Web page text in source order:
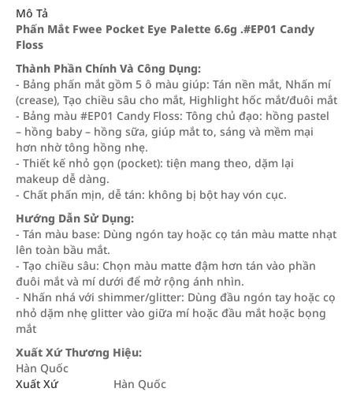
Mô Tả
Phấn Mắt Fwee Pocket Eye Palette 6.6g .#EP01 Candy
Floss
Thành Phần Chính Và Công Dụng:
- Bảng phấn mắt gồm 5 ô màu giúp: Tán nền mắt, Nhấn mí
(crease), Tạo chiều sâu cho mắt, Highlight hốc mắt/đuôi mắt
- Bảng màu #EP01 Candy Floss: Tông chủ đạo: hồng pastel
– hồng baby – hồng sữa, giúp mắt to, sáng và mềm mại
hơn nhờ tông hồng nhẹ.
- Thiết kế nhỏ gọn (pocket): tiện mang theo, dặm lại
makeup dễ dàng.
- Chất phấn mịn, dễ tán: không bị bột hay vón cục.
Hướng Dẫn Sử Dụng:
- Tán màu base: Dùng ngón tay hoặc cọ tán màu matte nhạt
lên toàn bầu mắt.
- Tạo chiều sâu: Chọn màu matte đậm hơn tán vào phần
đuôi mắt và mí dưới để mở rộng ánh nhìn.
- Nhấn nhá với shimmer/glitter: Dùng đầu ngón tay hoặc cọ
nhỏ dặm nhẹ glitter vào giữa mí hoặc đầu mắt hoặc bọng
mắt
Xuất Xứ Thương Hiệu:
Hàn Quốc
Xuất Xứ
Hàn Quốc